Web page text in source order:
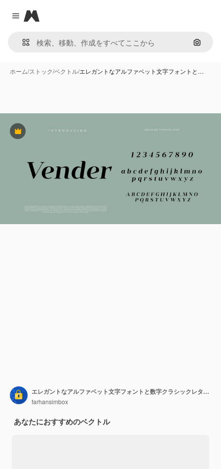
Close menu
Magnific
画像で
ホーム/ストック/ベクトル/エレガントなアルファベット文字フォントと…
Premium
エレガントなアルファベット文字フォントと数字クラシックレタリング最小限のファッションデザインタイポグラフィモード
farhansimbox
あなたにおすすめのベクトル